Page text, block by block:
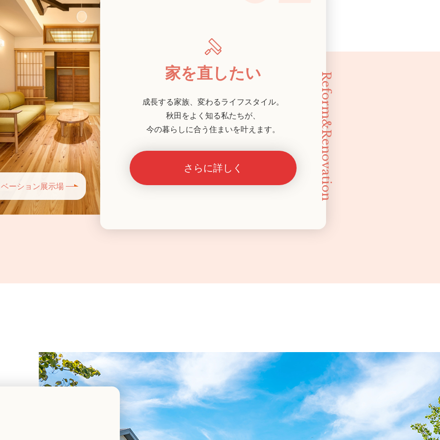
Reform&Renovation
家を直したい
成長する家族、変わるライフスタイル。
秋田をよく知る私たちが、
今の暮らしに合う住まいを叶えます。
さらに詳しく
ーション展示場